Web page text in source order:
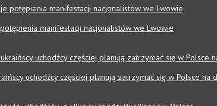
manifestacji nacjonalistów we Lwowie
uchodźcy częściej planują zatrzymać się w Polsce na